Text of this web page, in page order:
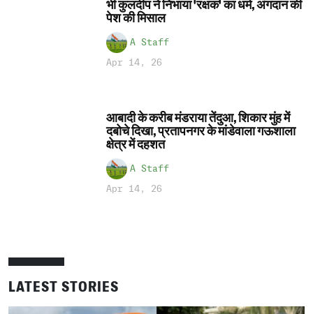
भी कुलदीप ने निभाया 'रक्षक' का धर्म, अंगदान की
पेश की मिसाल
A Staff
Apr 14, 26
आबादी के करीब मंडराया तेंदुआ, शिकार मुंह में
दबोचे दिखा, प्रतापनगर के मांडेवाला गऊशाला
क्षेत्र में दहशत
A Staff
Apr 14, 26
LATEST STORIES